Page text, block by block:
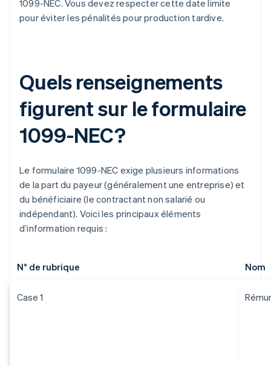
1099-NEC. Vous devez respecter cette date limite
pour éviter les pénalités pour production tardive.
Quels renseignements
figurent sur le formulaire
1099-NEC?
Le formulaire 1099-NEC exige plusieurs informations
de la part du payeur (généralement une entreprise) et
du bénéficiaire (le contractant non salarié ou
indépendant). Voici les principaux éléments
d’information requis :
N° de rubrique Nom
Case 1